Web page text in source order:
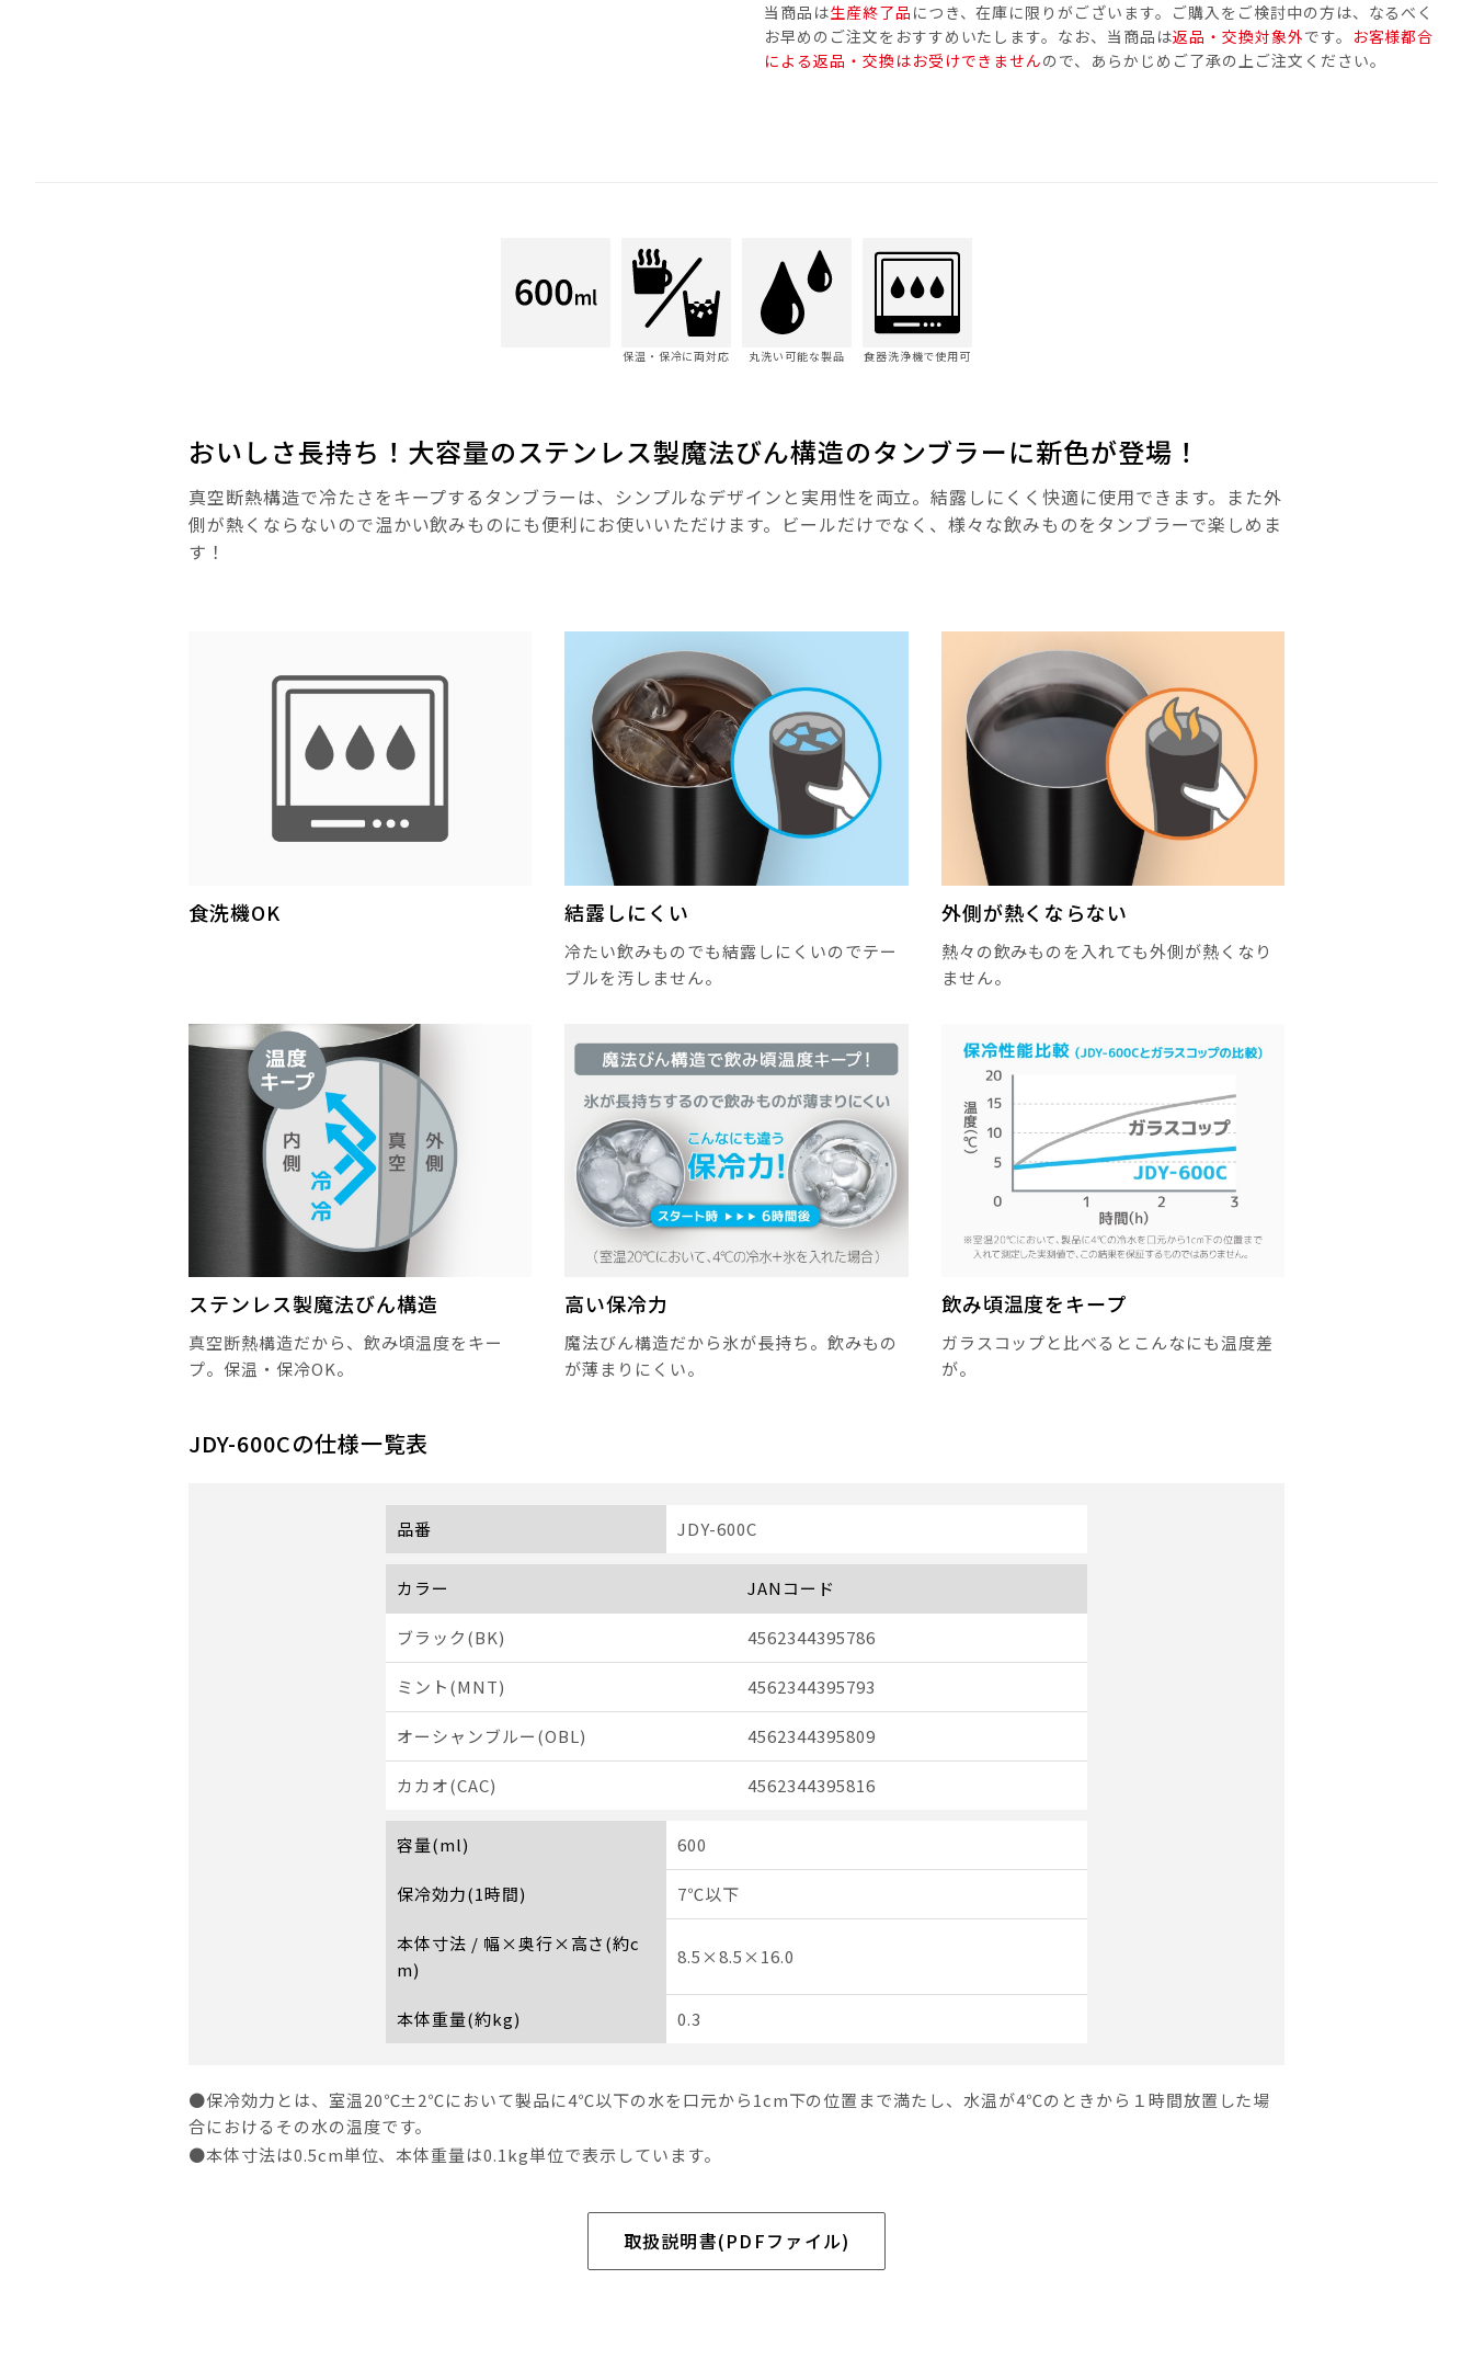
当商品は生産終了品 につき、在庫に限りがございます。ご購入をご検討中の方は、なるべく
お早めのご注文をおすすめいたします。なお、当商品は返品・交換対象外です。 お客様都合
による返品・交換はお受けできませんので、あらかじめご了承の上ご注文ください。
保温・保冷に両対応 丸洗い可能な製品 食器洗浄機で使用可
おいしさ長持ち！大容量のステンレス製魔法びん構造のタンブラーに新色が登場！
真空断熱構造で冷たさをキープするタンブラーは、シンプルなデザインと実用性を両立。結露しにくく快適に使用できます。また外
側が熱くならないので温かい飲みものにも便利にお使いいただけます。ビールだけでなく、様々な飲みものをタンブラーで楽しめま
す！
食洗機OK 結露しにくい
冷たい飲みものでも結露しにくいのでテー
ブルを汚しません。
外側が熱くならない
熱々の飲みものを入れても外側が熱くなり
ません。
ステンレス製魔法びん構造
真空断熱構造だから、飲み頃温度をキー
プ。保温・保冷OK。
高い保冷力
魔法びん構造だから氷が長持ち。飲みもの
が薄まりにくい。
飲み頃温度をキープ
ガラスコップと比べるとこんなにも温度差
が。
JDY-600Cの仕様一覧表
品番 JDY-600C
カラー JANコード
ブラック(BK) 4562344395786
ミント(MNT) 4562344395793
オーシャンブルー(OBL) 4562344395809
カカオ(CAC) 4562344395816
容量(ml) 600
保冷効力(1時間) 7℃以下
本体寸法 / 幅×奥行×高さ(約c
m)
8.5×8.5×16.0
本体重量(約kg) 0.3
●保冷効力とは、室温20℃±2℃において製品に4℃以下の水を口元から1cm下の位置まで満たし、水温が4℃のときから１時間放置した場
合におけるその水の温度です。
●本体寸法は0.5cm単位、本体重量は0.1kg単位で表示しています。
取扱説明書(PDFファイル)